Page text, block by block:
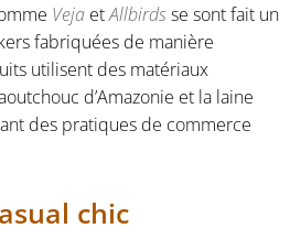
Veja etAllbirdsse sont fait un
fabriquées de manière
utilisent des matériaux
d’Amazonie et la laine
des pratiques de commerce
chic